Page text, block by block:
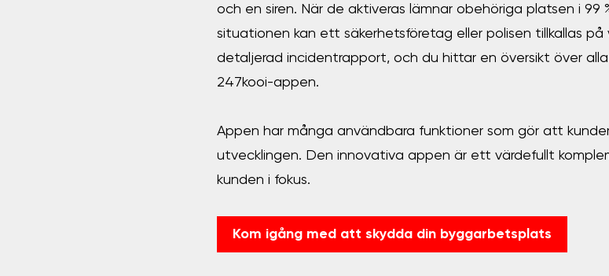
och en siren. När de aktiveras lämnar obehöriga platsen i 99
situationen kan ett säkerhetsföretag eller polisen tillkallas
detaljerad incidentrapport, och du hittar en översikt över
247kooi-appen.
Appen har många användbara funktioner som gör att
utvecklingen. Den innovativa appen är ett värdefullt
kunden i fokus.
Kom igång med att skydda din byggarbetsplats